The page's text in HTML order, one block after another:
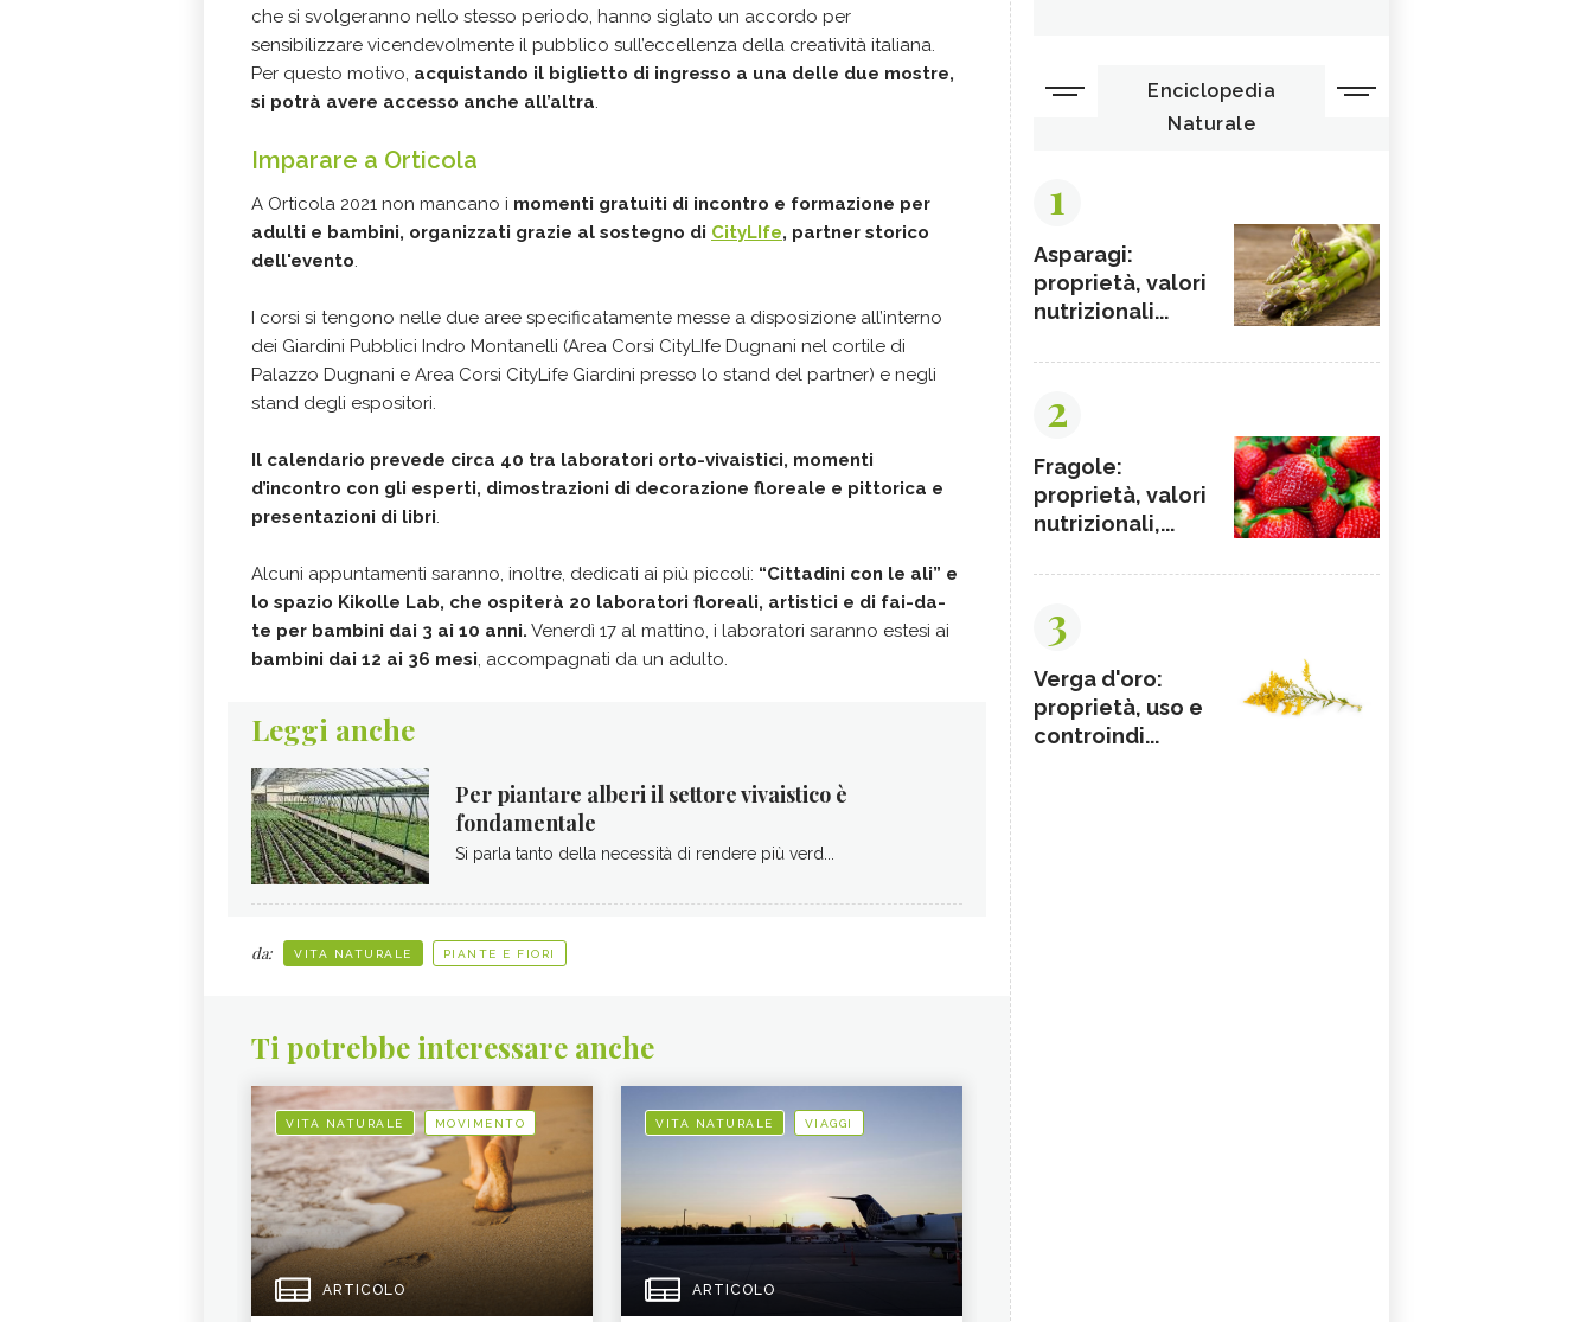
che si svolgeranno nello stesso periodo, hanno siglato un accordo per
sensibilizzare vicendevolmente il pubblico sull’eccellenza della creatività italiana.
Per questo motivo, acquistando il biglietto di ingresso a una delle due mostre,
si potrà avere accesso anche all’altra.
Imparare a Orticola
A Orticola 2021 non mancano i momenti gratuiti di incontro e formazione per
adulti e bambini, organizzati grazie al sostegno di CityLIfe, partner storico
dell'evento.
I corsi si tengono nelle due aree specificatamente messe a disposizione all’interno
dei Giardini Pubblici Indro Montanelli (Area Corsi CityLIfe Dugnani nel cortile di
Palazzo Dugnani e Area Corsi CityLife Giardini presso lo stand del partner) e negli
stand degli espositori.
Il calendario prevede circa 40 tra laboratori orto-vivaistici, momenti
d’incontro con gli esperti, dimostrazioni di decorazione floreale e pittorica e
presentazioni di libri.
Alcuni appuntamenti saranno, inoltre, dedicati ai più piccoli: “Cittadini con le ali” e
lo spazio Kikolle Lab, che ospiterà 20 laboratori floreali, artistici e di fai-da-
te per bambini dai 3 ai 10 anni. Venerdì 17 al mattino, i laboratori saranno estesi ai
bambini dai 12 ai 36 mesi, accompagnati da un adulto.
Leggi anche
Per piantare alberi il settore vivaistico è
fondamentale
Si parla tanto della necessità di rendere più verd...
da: VITA NATURALE PIANTE E FIORI
Ti potrebbe interessare anche
VITA NATURALE MOVIMENTO
ARTICOLO
VITA NATURALE VIAGGI
ARTICOLO
Enciclopedia
Naturale
1
Asparagi:
proprietà, valori
nutrizionali...
2
Fragole:
proprietà, valori
nutrizionali,...
3
Verga d'oro:
proprietà, uso e
controindi...